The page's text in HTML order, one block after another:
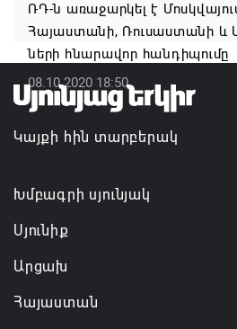
տղամարդկանց 26-րդ
07.08.2026 11:42
Իրանը չի տրվի ճնշման․
ՌԴ-ն առաջարկել է
Հայաստանի, Ռուսաստանի և
ների հնարավոր հանդիպումը
08.10.2020 18:50
Կայքի հին տարբերակ
Խմբագրի սյունյակ
Սյունիք
Արցախ
Հայաստան